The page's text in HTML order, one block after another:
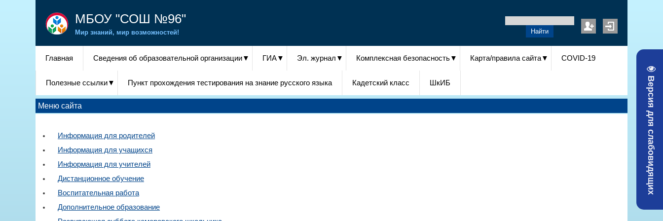
Версия для слабовидящих
МБОУ "СОШ №96"
Мир знаний, мир возможностей!
Главная Сведения об образовательной организации ГИА Эл. журнал Комплексная безопасность Карта/правила сайта COVID-19
Полезные ссылки Пункт прохождения тестирования на знание русского языка Кадетский класс ШкИБ
Меню сайта
Информация для родителей
Информация для учащихся
Информация для учителей
Дистанционное обучение
Воспитательная работа
Дополнительное образование